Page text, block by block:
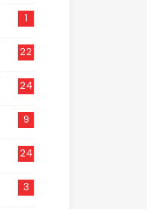
1
22
24
9
24
3